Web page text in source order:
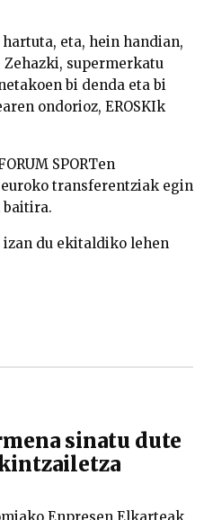
eta, hein handian,
supermerkatu
bi denda eta bi
ondorioz, EROSKIk
SPORTen
transferentziak egin
baitira.
izan du ekitaldiko lehen
sinatu dute